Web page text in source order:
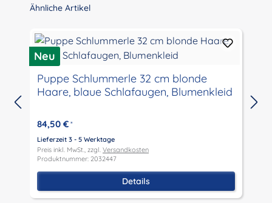
Produktgalerie überspringen
Ähnliche Artikel
Neu
Puppe Schlummerle 32 cm blonde
Haare, blaue Schlafaugen, Blumenkleid
84,50 € *
Lieferzeit 3 - 5 Werktage
Preis inkl. MwSt., zzgl. Versandkosten
Produktnummer: 2032447
Details